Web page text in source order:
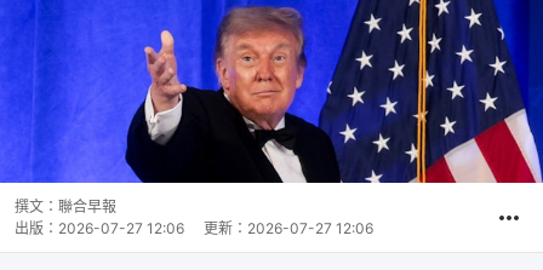
撰文： 聯合早報
出版： 2026-07-27 12:06 更新： 2026-07-27 12:06